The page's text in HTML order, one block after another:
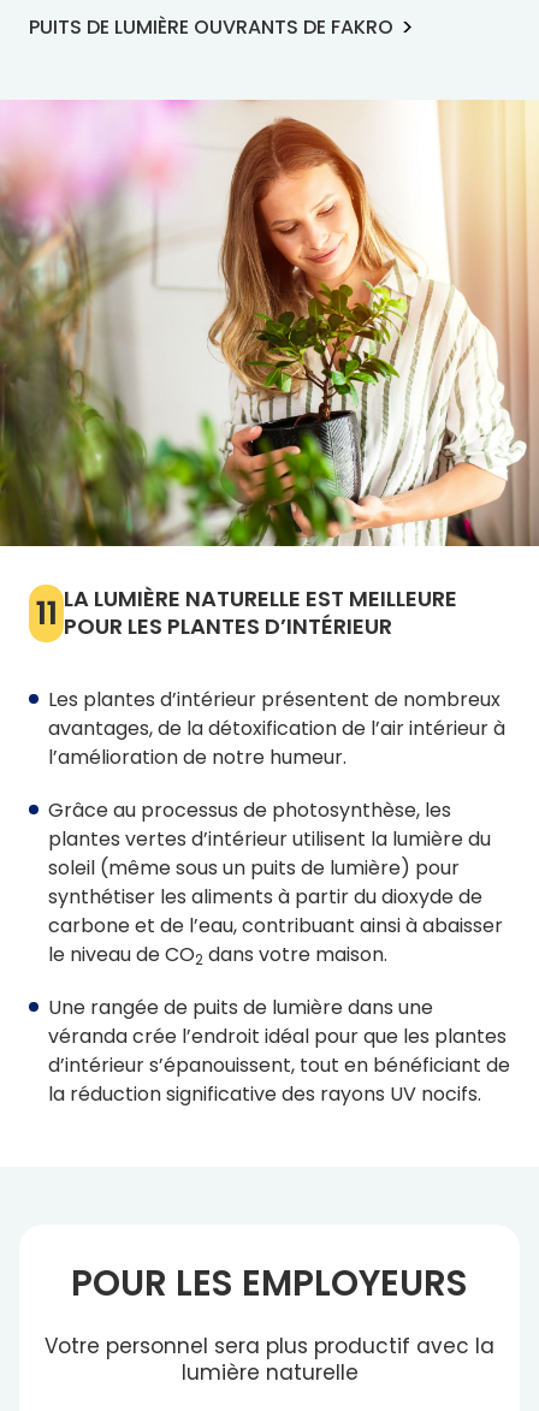
PUITS DE LUMIÈRE OUVRANTS DE FAKRO
11 LA LUMIÈRE NATURELLE EST MEILLEURE
POUR LES PLANTES D’INTÉRIEUR
Les plantes d’intérieur présentent de nombreux
avantages, de la détoxification de l’air intérieur à
l’amélioration de notre humeur.
Grâce au processus de photosynthèse, les
plantes vertes d’intérieur utilisent la lumière du
soleil (même sous un puits de lumière) pour
synthétiser les aliments à partir du dioxyde de
carbone et de l’eau, contribuant ainsi à abaisser
le niveau de CO2 dans votre maison.
Une rangée de puits de lumière dans une
véranda crée l’endroit idéal pour que les plantes
d’intérieur s’épanouissent, tout en bénéficiant de
la réduction significative des rayons UV nocifs.
POUR LES EMPLOYEURS
Votre personnel sera plus productif avec la
lumière naturelle